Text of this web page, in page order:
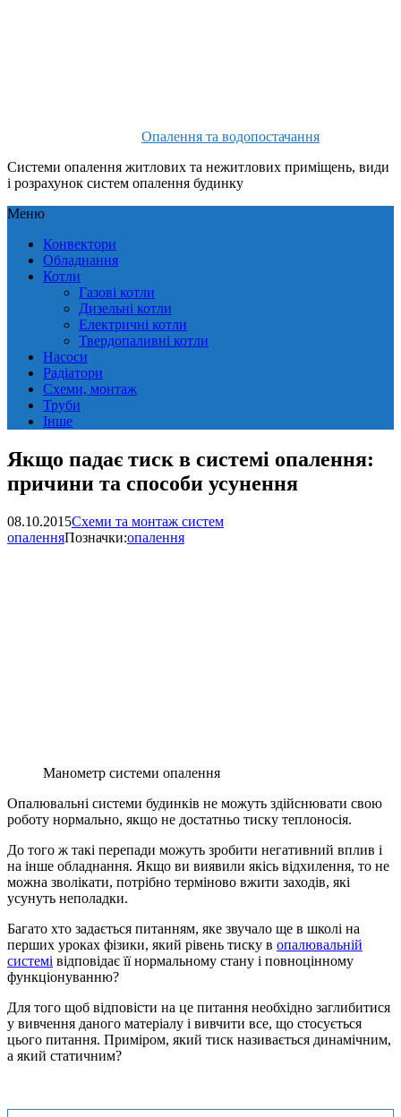
Опалення та водопостачання
Системи опалення житлових та нежитлових приміщень, види
і розрахунок систем опалення будинку
Меню
Конвектори
Обладнання
Котли
Газові котли
Дизельні котли
Електричні котли
Твердопаливні котли
Насоси
Радіатори
Схеми, монтаж
Труби
Інше
Якщо падає тиск в системі опалення:
причини та способи усунення
08.10.2015Схеми та монтаж систем
опаленняПозначки:опалення
Манометр системи опалення
Опалювальні системи будинків не можуть здійснювати свою
роботу нормально, якщо не достатньо тиску теплоносія.
До того ж такі перепади можуть зробити негативний вплив і
на інше обладнання. Якщо ви виявили якісь відхилення, то не
можна зволікати, потрібно терміново вжити заходів, які
усунуть неполадки.
Багато хто задається питанням, яке звучало ще в школі на
перших уроках фізики, який рівень тиску в опалювальній
системі відповідає її нормальному стану і повноцінному
функціонуванню?
Для того щоб відповісти на це питання необхідно заглибитися
у вивчення даного матеріалу і вивчити все, що стосується
цього питання. Приміром, який тиск називається динамічним,
а який статичним?